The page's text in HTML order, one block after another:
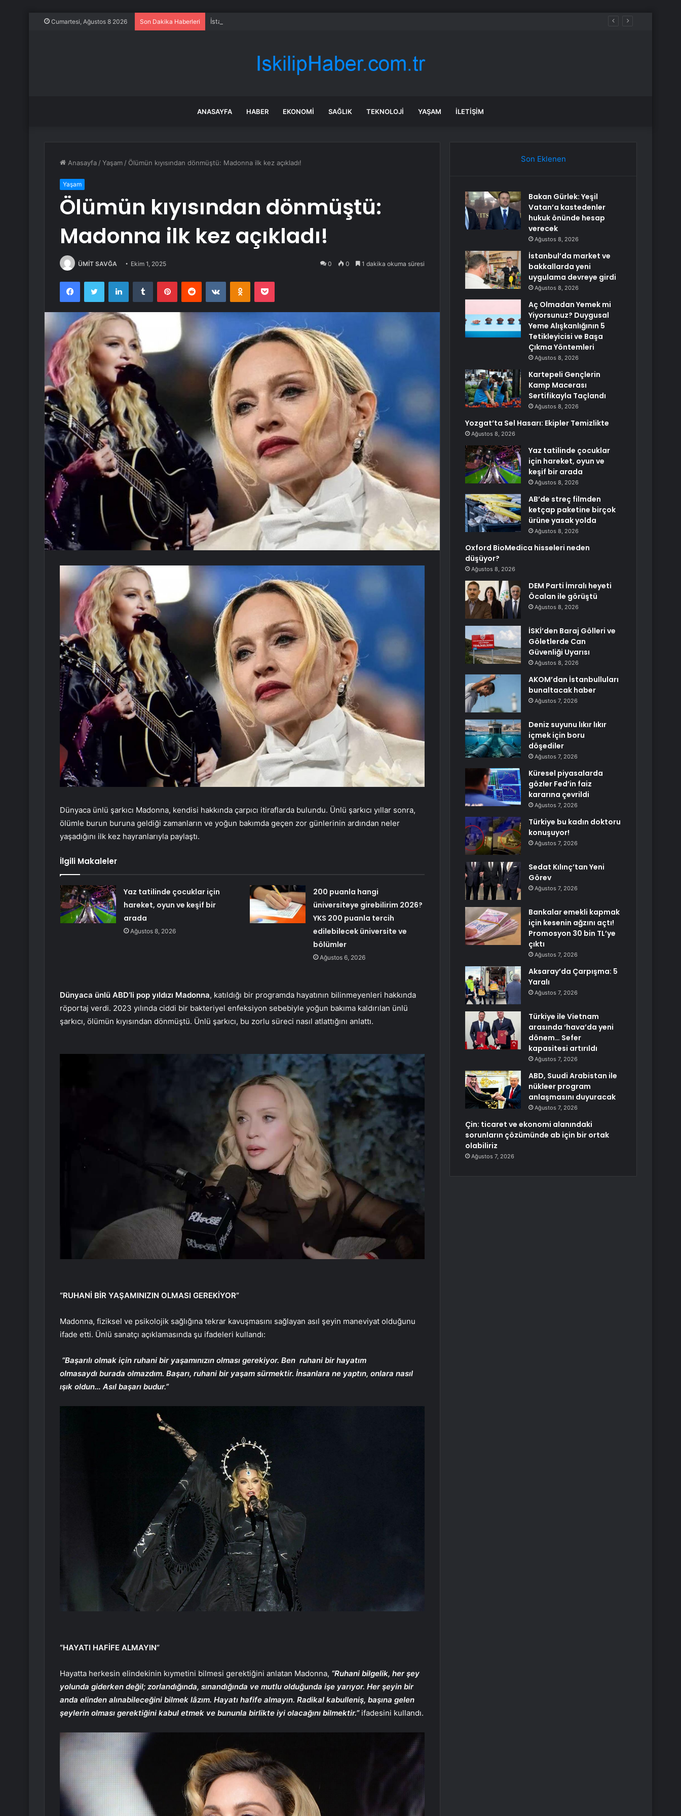
Cumartesi, Ağustos 8 2026 Son Dakika Haberleri İstanbul’da market ve bakkallarda yeni uygulama devreye girdi
ANASAYFA HABER EKONOMI SAĞLIK TEKNOLOJI YAŞAM İLETIŞIM
Anasayfa /Yaşam / Ölümün kıyısından dönmüştü: Madonna ilk kez açıkladı!
Yaşam
Ölümün kıyısından dönmüştü:
Madonna ilk kez açıkladı!
ÜMİT SAVĞA Ekim 1, 2025 0 0 1 dakika okuma süresi
FacebookTwitter LinkedInTumblr PinterestReddit VKontakteOdnoklassniki
Pocket
Dünyaca ünlü şarkıcı Madonna, kendisi hakkında çarpıcı itiraflarda bulundu. Ünlü şarkıcı yıllar sonra,
ölümle burun buruna geldiği zamanların ve yoğun bakımda geçen zor günlerinin ardından neler
yaşadığını ilk kez hayranlarıyla paylaştı.
İlgili Makaleler
Yaz tatilinde çocuklar için
hareket, oyun ve keşif bir
arada
Ağustos 8, 2026
200 puanla hangi
üniversiteye girebilirim 2026?
YKS 200 puanla tercih
edilebilecek üniversite ve
bölümler
Ağustos 6, 2026
Dünyaca ünlü ABD’li pop yıldızı Madonna, katıldığı bir programda hayatının bilinmeyenleri hakkında
röportaj verdi. 2023 yılında ciddi bir bakteriyel enfeksiyon sebebiyle yoğun bakıma kaldırılan ünlü
şarkıcı, ölümün kıyısından dönmüştü. Ünlü şarkıcı, bu zorlu süreci nasıl atlattığını anlattı.
“RUHANİ BİR YAŞAMINIZIN OLMASI GEREKİYOR”
Madonna, fiziksel ve psikolojik sağlığına tekrar kavuşmasını sağlayan asıl şeyin maneviyat olduğunu
ifade etti. Ünlü sanatçı açıklamasında şu ifadeleri kullandı:
“Başarılı olmak için ruhani bir yaşamınızın olması gerekiyor. Ben ruhani bir hayatım
olmasaydı burada olmazdım. Başarı, ruhani bir yaşam sürmektir. İnsanlara ne yaptın, onlara nasıl
ışık oldun… Asıl başarı budur.”
“HAYATI HAFİFE ALMAYIN”
Hayatta herkesin elindekinin kıymetini bilmesi gerektiğini anlatan Madonna, “Ruhani bilgelik, her şey
yolunda giderken değil; zorlandığında, sınandığında ve mutlu olduğunda işe yarıyor. Her şeyin bir
anda elinden alınabileceğini bilmek lâzım. Hayatı hafife almayın. Radikal kabulleniş, başına gelen
şeylerin olması gerektiğini kabul etmek ve bununla birlikte iyi olacağını bilmektir.” ifadesini kullandı.
Son Eklenen
Bakan Gürlek: Yeşil
Vatan’a kastedenler
hukuk önünde hesap
verecek
Ağustos 8, 2026
İstanbul’da market ve
bakkallarda yeni
uygulama devreye girdi
Ağustos 8, 2026
Aç Olmadan Yemek mi
Yiyorsunuz? Duygusal
Yeme Alışkanlığının 5
Tetikleyicisi ve Başa
Çıkma Yöntemleri
Ağustos 8, 2026
Kartepeli Gençlerin
Kamp Macerası
Sertifikayla Taçlandı
Ağustos 8, 2026
Yozgat’ta Sel Hasarı: Ekipler Temizlikte
Ağustos 8, 2026
Yaz tatilinde çocuklar
için hareket, oyun ve
keşif bir arada
Ağustos 8, 2026
AB’de streç filmden
ketçap paketine birçok
ürüne yasak yolda
Ağustos 8, 2026
Oxford BioMedica hisseleri neden
düşüyor?
Ağustos 8, 2026
DEM Parti İmralı heyeti
Öcalan ile görüştü
Ağustos 8, 2026
İSKİ’den Baraj Gölleri ve
Göletlerde Can
Güvenliği Uyarısı
Ağustos 8, 2026
AKOM’dan İstanbulluları
bunaltacak haber
Ağustos 7, 2026
Deniz suyunu lıkır lıkır
içmek için boru
döşediler
Ağustos 7, 2026
Küresel piyasalarda
gözler Fed’in faiz
kararına çevrildi
Ağustos 7, 2026
Türkiye bu kadın doktoru
konuşuyor!
Ağustos 7, 2026
Sedat Kılınç’tan Yeni
Görev
Ağustos 7, 2026
Bankalar emekli kapmak
için kesenin ağzını açtı!
Promosyon 30 bin TL’ye
çıktı
Ağustos 7, 2026
Aksaray’da Çarpışma: 5
Yaralı
Ağustos 7, 2026
Türkiye ile Vietnam
arasında ‘hava’da yeni
dönem… Sefer
kapasitesi artırıldı
Ağustos 7, 2026
ABD, Suudi Arabistan ile
nükleer program
anlaşmasını duyuracak
Ağustos 7, 2026
Çin: ticaret ve ekonomi alanındaki
sorunların çözümünde ab için bir ortak
olabiliriz
Ağustos 7, 2026